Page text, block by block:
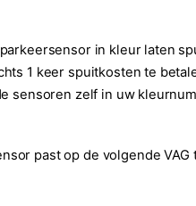
in kleur laten
1 keer spuitkosten te
sensoren zelf in uw
past op de volgende VAG